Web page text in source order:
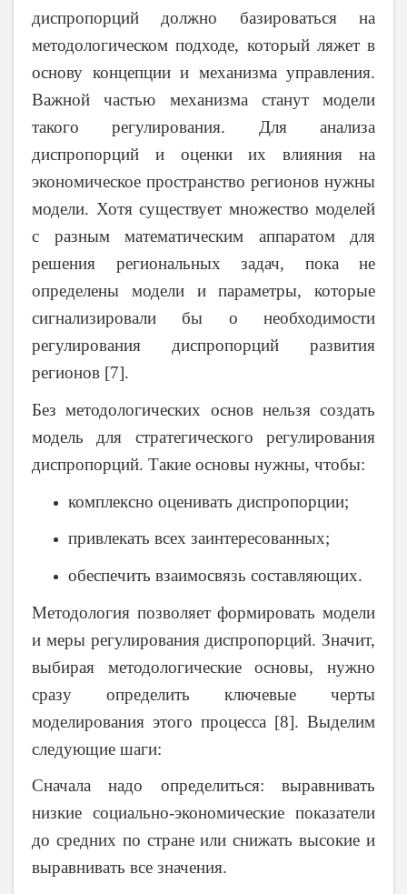
диспропорций должно базироваться на
методологическом подходе, который ляжет в
основу концепции и механизма управления.
Важной частью механизма станут модели
такого регулирования. Для анализа
диспропорций и оценки их влияния на
экономическое пространство регионов нужны
модели. Хотя существует множество моделей
с разным математическим аппаратом для
решения региональных задач, пока не
определены модели и параметры, которые
сигнализировали бы о необходимости
регулирования диспропорций развития
регионов [7].
Без методологических основ нельзя создать
модель для стратегического регулирования
диспропорций. Такие основы нужны, чтобы:
комплексно оценивать диспропорции;
привлекать всех заинтересованных;
обеспечить взаимосвязь составляющих.
Методология позволяет формировать модели
и меры регулирования диспропорций. Значит,
выбирая методологические основы, нужно
сразу определить ключевые черты
моделирования этого процесса [8]. Выделим
следующие шаги:
Сначала надо определиться: выравнивать
низкие социально-экономические показатели
до средних по стране или снижать высокие и
выравнивать все значения.